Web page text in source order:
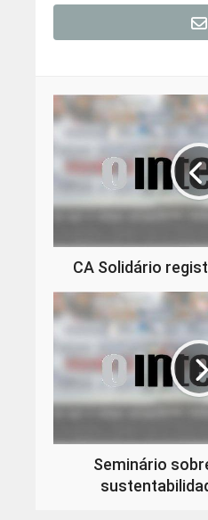
CA Solidário
Seminário